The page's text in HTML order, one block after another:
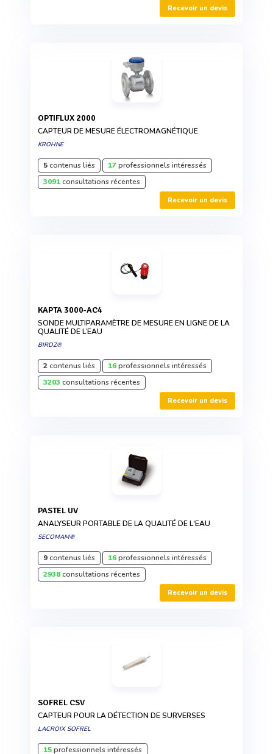
Recevoir un devis
OPTIFLUX 2000
CAPTEUR DE MESURE ÉLECTROMAGNÉTIQUE
KROHNE
5contenus liés 17professionnels intéressés
3091consultations récentes
Recevoir un devis
KAPTA 3000-AC4
SONDE MULTIPARAMÈTRE DE MESURE EN LIGNE DE LA
QUALITÉ DE L’EAU
BIRDZ®
2contenus liés 16professionnels intéressés
3203 consultations récentes
Recevoir un devis
PASTEL UV
ANALYSEUR PORTABLE DE LA QUALITÉ DE L'EAU
SECOMAM®
9contenus liés 16professionnels intéressés
2938consultations récentes
Recevoir un devis
SOFREL CSV
CAPTEUR POUR LA DÉTECTION DE SURVERSES
LACROIX SOFREL
15professionnels intéressés